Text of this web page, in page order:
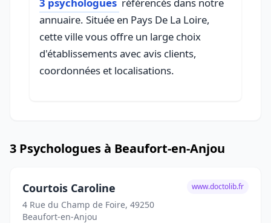
annuaire. Située en Pays De La Loire,
cette ville vous offre un large choix
d'établissements avec avis clients,
coordonnées et localisations.
3 Psychologues à Beaufort-en-Anjou
Courtois Caroline
4 Rue du Champ de Foire, 49250
Beaufort-en-Anjou
www.doctolib.fr